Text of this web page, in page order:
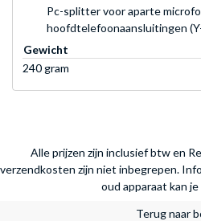
Pc-splitter voor aparte
hoofdtelefoonaansluitingen
Gewicht
240 gram
Alle prijzen zijn inclusief btw en
verzendkosten zijn niet inbegrepen.
oud apparaat kan
Terug naar